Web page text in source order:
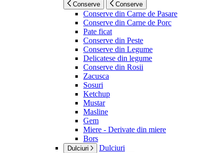
Conserve Conserve
Conserve din Carne de Pasare
Conserve din Carne de Porc
Pate ficat
Conserve din Peste
Conserve din Legume
Delicatese din legume
Conserve din Rosii
Zacusca
Sosuri
Ketchup
Mustar
Masline
Gem
Miere - Derivate din miere
Bors
Dulciuri Dulciuri